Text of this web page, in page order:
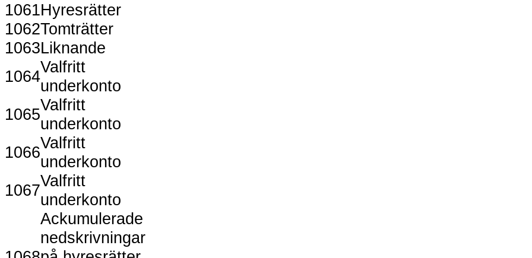
1061Hyresrätter
1062Tomträtter
1063Liknande
1064
Valfritt
underkonto
1065
Valfritt
underkonto
1066
Valfritt
underkonto
1067
Valfritt
underkonto
Ackumulerade
nedskrivningar